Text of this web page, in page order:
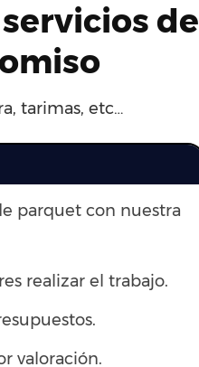
de
tarimas, etc…
parquet con nuestra
realizar el trabajo.
valoración.